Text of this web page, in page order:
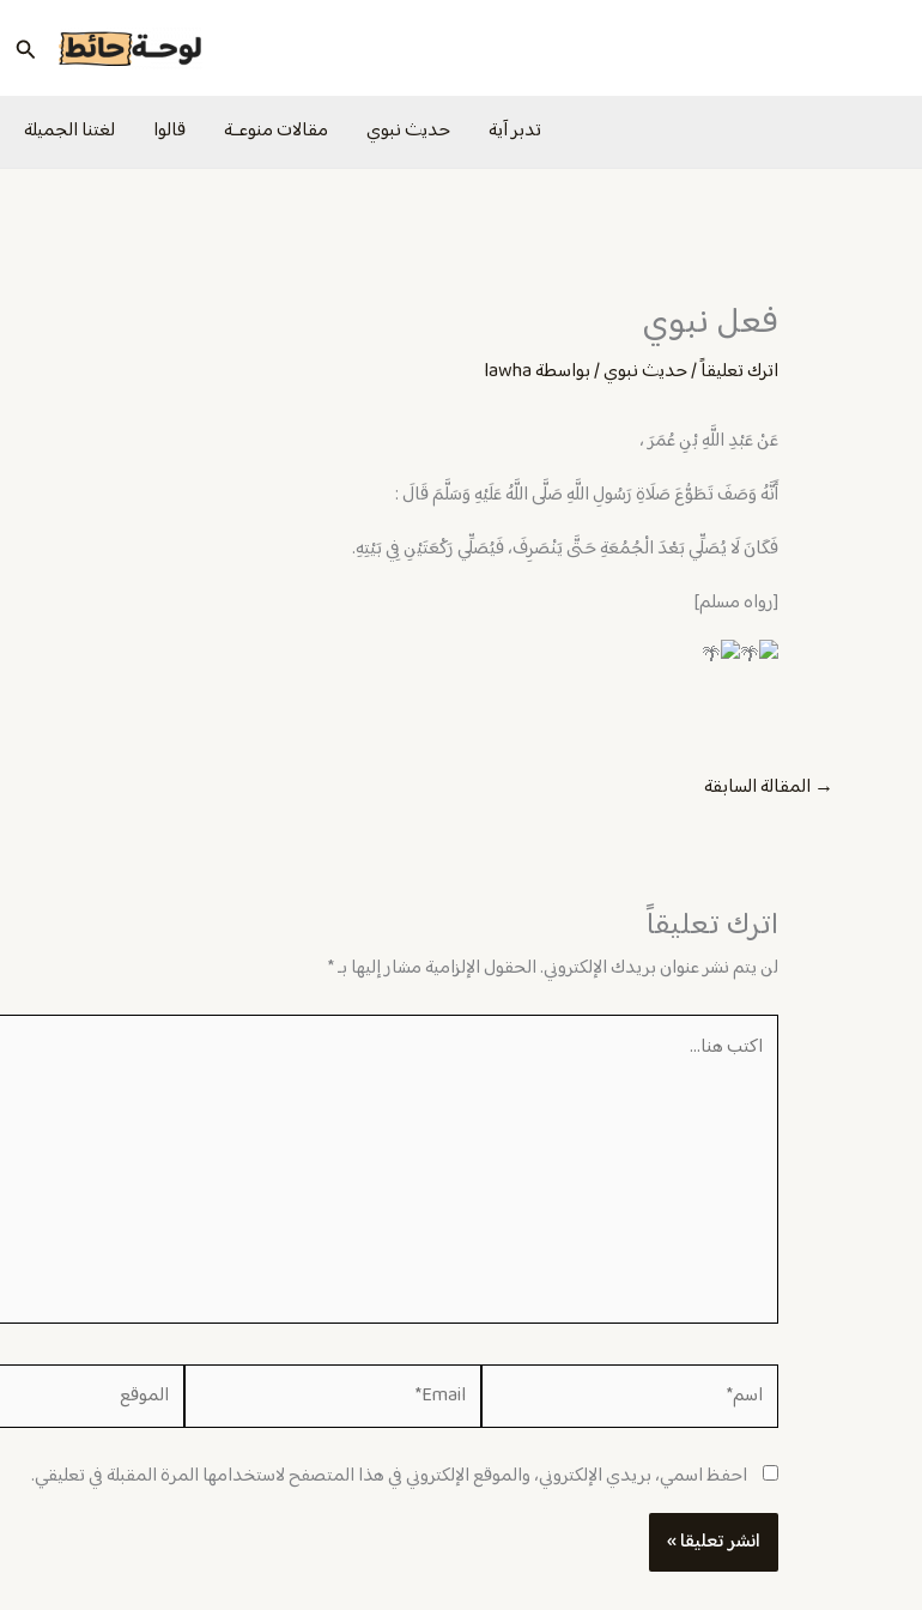
البحث
تدبر آية حديث نبوي مقالات منوعــة قالوا لغتنا الجميلة
فعل نبوي
اترك تعليقاً/حديث نبوي/ بواسطةlawha
عَنْ عَبْدِ اللَّهِ بْنِ عُمَرَ ،
أَنَّهُ وَصَفَ تَطَوُّعَ صَلَاةِ رَسُولِ اللَّهِ صَلَّى اللَّهُ عَلَيْهِ وَسَلَّمَ قَالَ :
فَكَانَ لَا يُصَلِّي بَعْدَ الْجُمُعَةِ حَتَّى يَنْصَرِفَ، فَيُصَلِّي رَكْعَتَيْنِ فِي بَيْتِهِ.
[رواه مسلم]
→ المقالة السابقة
اترك تعليقاً
لن يتم نشر عنوان بريدك الإلكتروني.الحقول الإلزامية مشار إليها بـ*
اكتب
اسم* Email* الموقع
احفظ اسمي، بريدي الإلكتروني، والموقع الإلكتروني في هذا المتصفح لاستخدامها المرة المقبلة في تعليقي.